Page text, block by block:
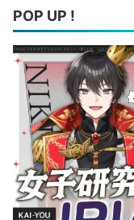
POP UP !